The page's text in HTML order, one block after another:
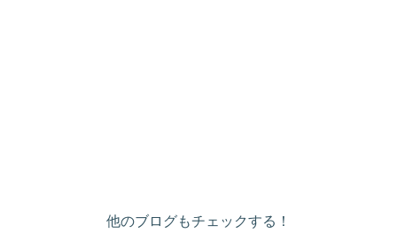
他のブログもチェックする！